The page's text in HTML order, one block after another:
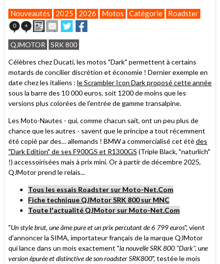
Nouveautés 2025 2026 Motos Catégorie Roadster
0 + ImprimerEnvoyer
cet
article
à
un
ami
Partager
sur
Twitter
sur
Facebook
QJMOTOR SRK 800
Célèbres chez Ducati, les motos "Dark" permettent à certains
motards de concilier discrétion et économie ! Dernier exemple en
date chez les italiens : le Scrambler Icon Dark proposé cette année
sous la barre des 10 000 euros, soit 1200 de moins que les
versions plus colorées de l'entrée de gamme transalpine.
Les Moto-Nautes - qui, comme chacun sait, ont un peu plus de
chance que les autres - savent que le principe a tout récemment
été copié par des… allemands ! BMW a commercialisé cet étédes
"Dark Edition" de ses F900GS et R1300GS (Triple Black, "naturlich"
!) accessoirisées mais à prix mini. Or à partir de décembre 2025,
QJMotor prend le relais...
Tous les essais Roadster sur Moto-Net.Com
Fiche technique QJMotor SRK 800 sur MNC
Toute l'actualité QJMotor sur Moto-Net.Com
"Un style brut, une âme pure et un prix percutant de 6 799 euros", vient
d'annoncer la SIMA, importateur français de la marque QJMotor
qui lance dans un mois exactement "la nouvelle SRK 800 "Dark", une
version épurée et distinctive de son roadster SRK800", testée le mois